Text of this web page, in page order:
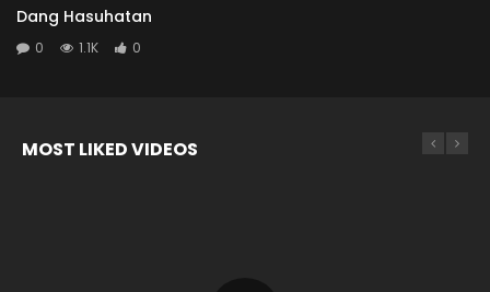
Dang Hasuhatan
0 1.1K 0
MOST LIKED VIDEOS